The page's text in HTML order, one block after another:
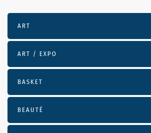
ART
ART / EXPO
BASKET
BEAUTÉ